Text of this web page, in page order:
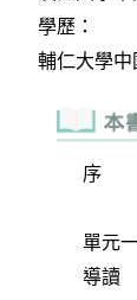
序
單元
導讀